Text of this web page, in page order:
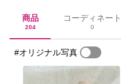
商品
204
コーディネート
0
#オリジナル写真